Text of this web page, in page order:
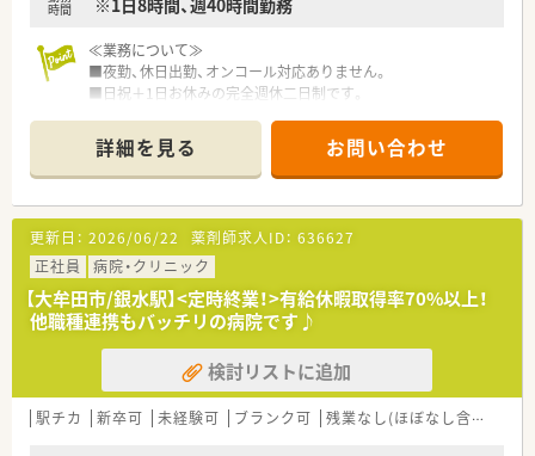
時間
※1日8時間、週40時間勤務
≪業務について≫
■夜勤、休日出勤、オンコール対応ありません。
■日祝＋1日お休みの完全週休二日制です。
■残業時間は月5時間程と少なめです。
■外来は院内での処方となります。
≪こんな病院です≫
■大牟田市にある療養型の病院です。
■内科全般、主に呼吸器疾患の患者さんが多い病院です。
■「町医者宣言」を掲げられており地域の皆様が気軽に相談でき
る病院を目指されています
■60床と小規模で、アットホームな空気が流れています。
■漢方専門医の資格をもった院長による漢方治療に力を入れて
います！
■院内託児所もあり、小さなお子様のいる方にもおすすめです。
詳細を見る お問い合わせ
更新日： 2026/06/22 薬剤師求人ID： 636627
正社員
病院・クリニック
【大牟田市/銀水駅】<定時終業！>有給休暇取得率70%以上！
他職種連携もバッチリの病院です♪
検討リストに追加
駅チカ 新卒可 未経験可 ブランク可 残業なし(ほぼなし含む)